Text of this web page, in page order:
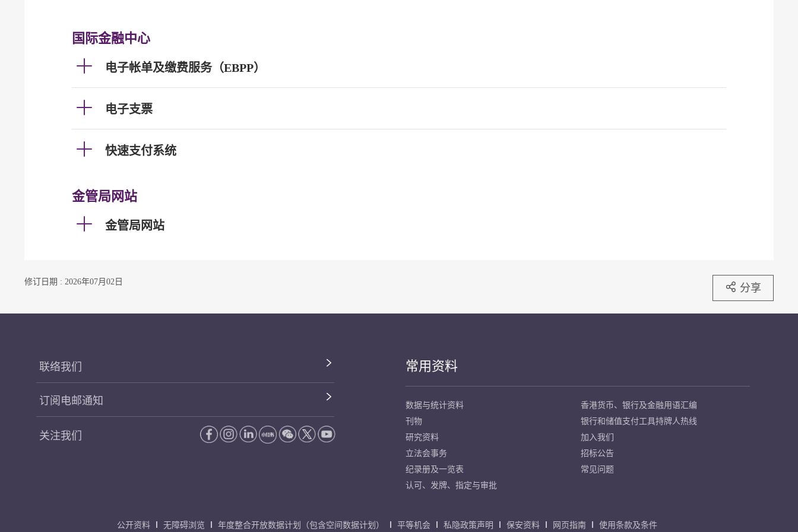
国际金融中心
电子帐单及缴费服务（EBPP）
电子支票
快速支付系统
金管局网站
金管局网站
修订日期 : 2026年07月02日 分享
联络我们
订阅电邮通知
关注我们
常用资料
数据与统计资料
刊物
研究资料
立法会事务
纪录册及一览表
认可、发牌、指定与审批
香港货币、银行及金融用语汇编
银行和储值支付工具持牌人热线
加入我们
招标公告
常见问题
公开资料 无障碍浏览 年度整合开放数据计划（包含空间数据计划） 平等机会 私隐政策声明 保安资料 网页指南 使用条款及条件